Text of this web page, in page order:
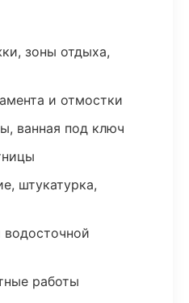
зоны отдыха,
и отмостки
ванная под ключ
штукатурка,
работы